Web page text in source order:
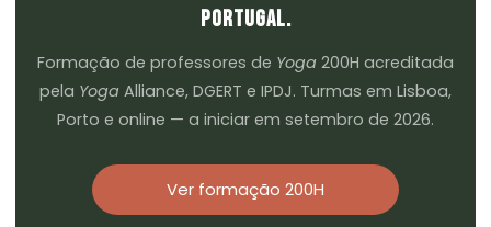
PORTUGAL.
Formação de professores de Yoga 200H acreditada
pela Yoga Alliance, DGERT e IPDJ. Turmas em Lisboa,
Porto e online — a iniciar em setembro de 2026.
Ver formação 200H